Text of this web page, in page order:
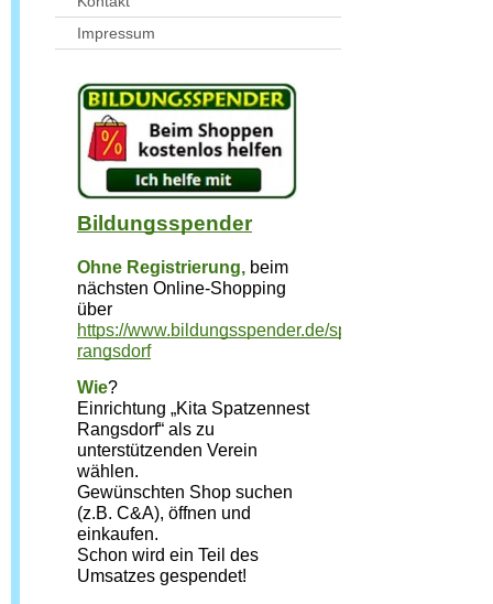
Impressum
Bildungsspender
Ohne Registrierung, beim
nächsten Online-Shopping
https://www.bildungsspender.de/spatzennest-
rangsdorf
Wie?
Einrichtung „Kita Spatzennest
Rangsdorf“ als zu
unterstützenden Verein
wählen.
Gewünschten Shop suchen
(z.B. C&A), öffnen und
einkaufen.
Schon wird ein Teil des
Umsatzes gespendet!